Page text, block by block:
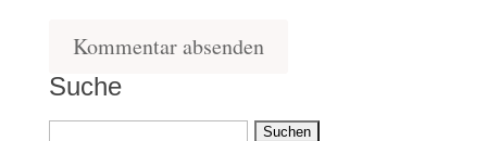
Suche
Suchen